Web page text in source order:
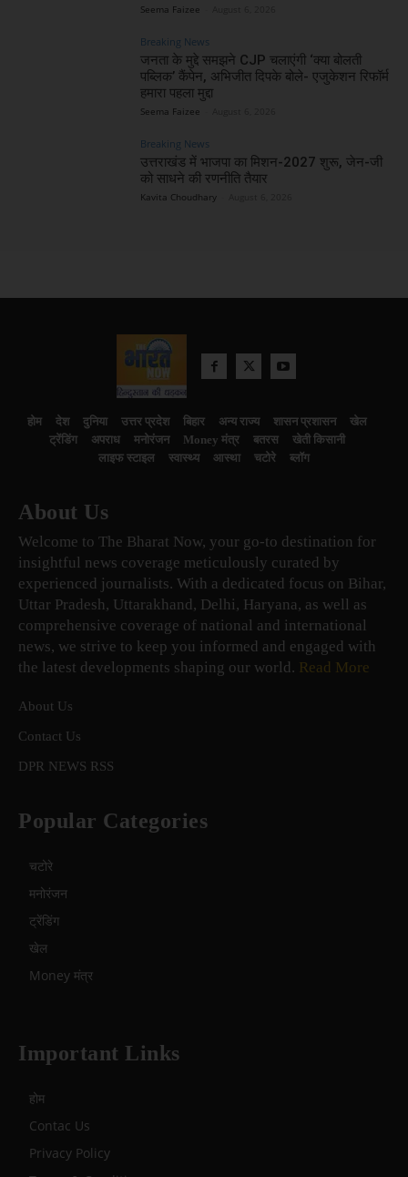
Seema Faizee
Breaking News
जनता के मुद्दे समझने CJP चलाएंगी ‘क्या बोलती
पब्लिक’ कैंपेन, अभिजीत दिपके बोले- एजुकेशन रिफॉर्म
हमारा पहला मुद्दा
Seema Faizee
Breaking News
उत्तराखंड में भाजपा का मिशन-2027 शुरू, जेन-जी
को साधने की रणनीति तैयार
Kavita Choudhary
होम देश दुनिया उत्तर प्रदेश बिहार अन्य राज्य शासन प्रशासन
खेल
ट्रेंडिंग
अपराध मनोरंजन Money मंत्र बतरस
खेती किसानी
लाइफ स्टाइल
स्वास्थ्य आस्था चटोरे ब्लॉग
About Us
Welcome to The Bharat Now, your go-to destination for
insightful news coverage meticulously curated by
experienced journalists. With a dedicated focus on Bihar,
Uttar Pradesh, Uttarakhand, Delhi, Haryana, as well as
comprehensive coverage of national and international
news, we strive to keep you informed and engaged with
the latest developments shaping our world. Read More
About Us
Contact Us
DPR NEWS RSS
Popular Categories
चटोरे
मनोरंजन
ट्रेंडिंग
खेल
Money मंत्र
Important Links
होम
Contac Us
Privacy Policy